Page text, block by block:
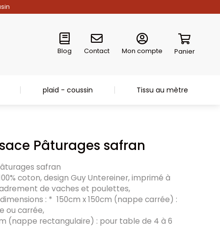
Blog Contact Mon compte Panier
plaid - coussin Tissu au mètre
Pâturages safran
safran
coton, design Guy Untereiner, imprimé à
de vaches et poulettes,
: * 150cm x 150cm (nappe carrée) :
ou carrée,
(nappe rectangulaire) : pour table de 4 à 6